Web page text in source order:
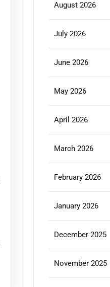
August 2026
July 2026
June 2026
May 2026
April 2026
March 2026
February 2026
January 2026
December 2025
November 2025